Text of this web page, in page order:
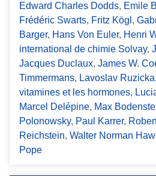
Edward Charles Dodds, Emile
Frédéric Swarts, Fritz Kögl ,
Barger, Hans Von Euler, Henri
international de chimie Solvay,
Jacques Duclaux, James W.
Timmermans, Lavoslav Ruzicka,
vitamines et les hormones,
Marcel Delépine, Max
Polonowsky, Paul Karrer,
Reichstein, Walter Norman
Pope